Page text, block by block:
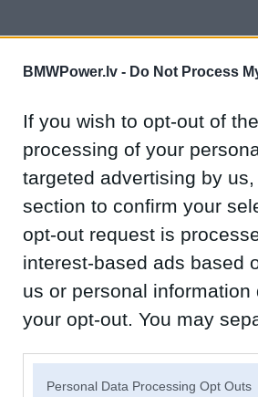
BMWPower.lv - Do Not Process
If you wish to opt-out of
processing of your
targeted advertising by
section to confirm your
opt-out request is
interest-based ads based
us or personal
your opt-out. You may
Personal Data Processing Opt Outs